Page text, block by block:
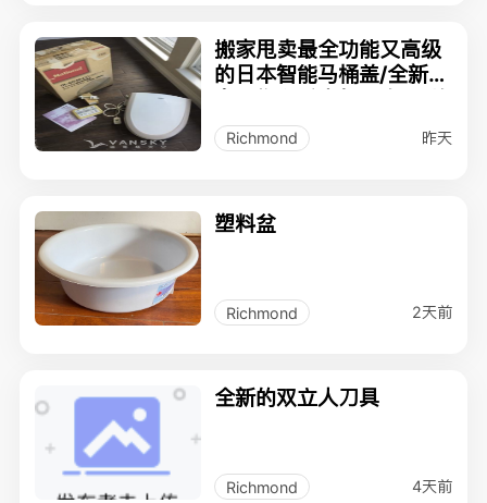
搬家甩卖最全功能又高级
的日本智能马桶盖/全新浴
淋浴设备
Richmond 昨天
塑料盆
Richmond 2天前
全新的双立人刀具
Richmond 4天前